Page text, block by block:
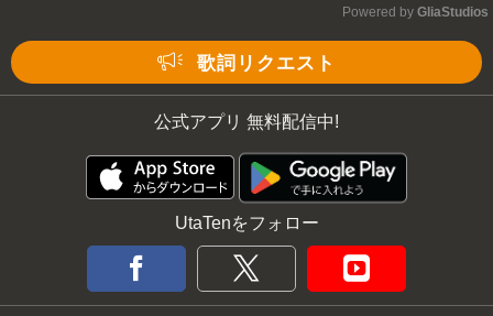
Powered by GliaStudios
歌詞リクエスト
公式アプリ 無料配信中!
UtaTenをフォロー